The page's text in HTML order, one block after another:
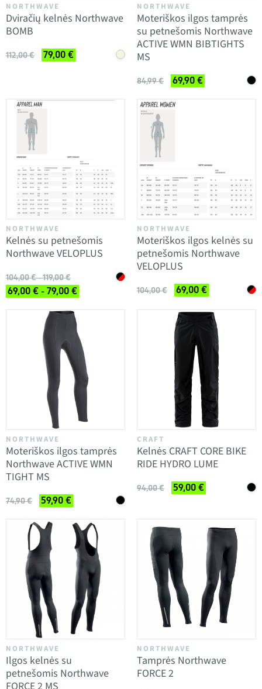
NORTHWAVE
Dviračių kelnės Northwave
BOMB
112,00 € 79,00 €
NORTHWAVE
Moteriškos ilgos tamprės
su petnešomis Northwave
ACTIVE WMN BIBTIGHTS
MS
84,99 € 69,90 €
NORTHWAVE
Kelnės su petnešomis
Northwave VELOPLUS
104,00 € - 119,00 €
69,00 € - 79,00 €
NORTHWAVE
Moteriškos ilgos kelnės su
petnešomis Northwave
VELOPLUS
104,00 € 69,00 €
NORTHWAVE
Moteriškos ilgos tamprės
Northwave ACTIVE WMN
TIGHT MS
74,90 € 59,90 €
CRAFT
Kelnės CRAFT CORE BIKE
RIDE HYDRO LUME
94,00 € 59,00 €
NORTHWAVE
Ilgos kelnės su
petnešomis Northwave
NORTHWAVE
Tamprės Northwave
FORCE 2